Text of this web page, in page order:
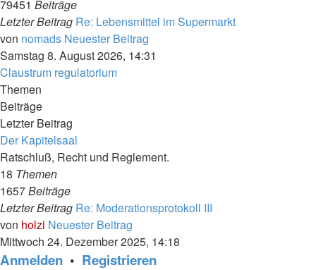
79451 Beiträge
Letzter Beitrag Re: Lebensmittel im Supermarkt
von nomads Neuester Beitrag
Samstag 8. August 2026, 14:31
Claustrum regulatorium
Themen
Beiträge
Letzter Beitrag
Der Kapitelsaal
Ratschluß, Recht und Reglement.
18 Themen
1657Beiträge
Letzter Beitrag Re: Moderationsprotokoll III
von holzi Neuester Beitrag
Mittwoch 24. Dezember 2025, 14:18
Anmelden • Registrieren